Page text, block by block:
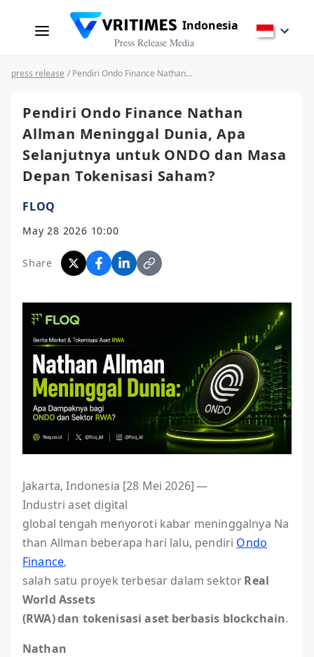
Indonesia
Press Release Media
press release / Pendiri Ondo Finance Nathan Allman Meninggal Dunia, Apa Selanjutnya untuk ONDO dan Masa Depan Tokenisasi Saham?
Pendiri Ondo Finance Nathan
Allman Meninggal Dunia, Apa
Selanjutnya untuk ONDO dan Masa
Depan Tokenisasi Saham?
FLOQ
May 28 2026 10:00
Share
Jakarta, Indonesia [28 Mei 2026] —
Industri aset digital
global tengah menyoroti kabar meninggalnya Na
than Allman beberapa hari lalu, pendiri Ondo
Finance,
salah satu proyek terbesar dalam sektorReal
World Assets
(RWA) dan tokenisasi aset berbasis blockchain.
Nathan